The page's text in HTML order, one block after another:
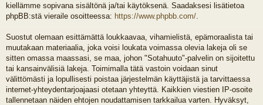
kiellämme sopivana sisältönä ja/tai käytöksenä. Saadaksesi lisätietoa
phpBB:stä vieraile osoitteessa: https://www.phpbb.com/
Suostut olemaan esittämättä loukkaavaa, vihamielistä, epämoraalista tai
muutakaan materiaalia, joka voisi loukata voimassa olevia lakeja oli se
sitten omassa maassasi, se maa, johon "Sotahuuto"-palvelin on sijoitettu
tai kansainvälisiä lakeja. Toimimalla tätä vastoin voidaan sinut
välittömästi ja lopullisesti poistaa järjestelmän käyttäjistä ja tarvittaessa
internet-yhteydentarjoajaasi otetaan yhteyttä. Kaikkien viestien IP-osoite
tallennetaan näiden ehtojen noudattamisen tarkkailua varten. Hyväksyt,